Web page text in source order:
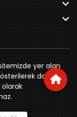
Apt. Kat:3 D:7
yer alan
dahi
olarak